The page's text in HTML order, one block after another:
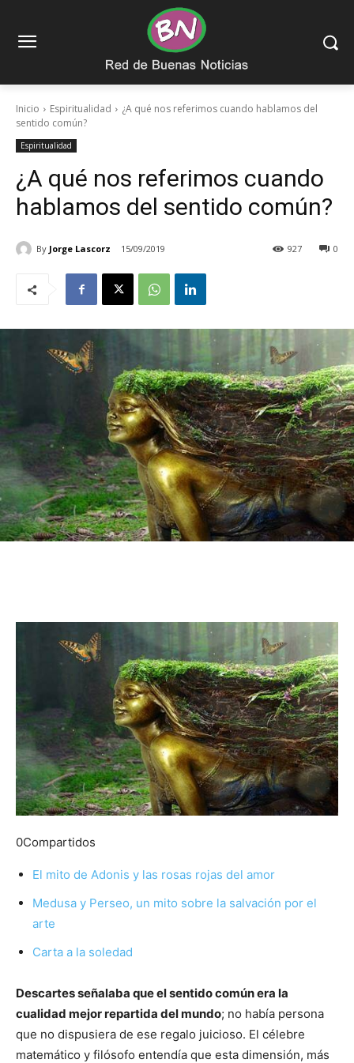
Inicio Espiritualidad
¿A qué nos referimos cuando hablamos del
sentido común?
Espiritualidad
¿A qué nos referimos cuando
hablamos del sentido común?
By Jorge Lascorz 15/09/2019 0
927
0Compartidos
El mito de Adonis y las rosas rojas del amor
Medusa y Perseo, un mito sobre la salvación por el
arte
Carta a la soledad
Descartes señalaba que el sentido común era la
cualidad mejor repartida del mundo; no había persona
que no dispusiera de ese regalo juicioso. El célebre
matemático y filósofo entendía que esta dimensión, más